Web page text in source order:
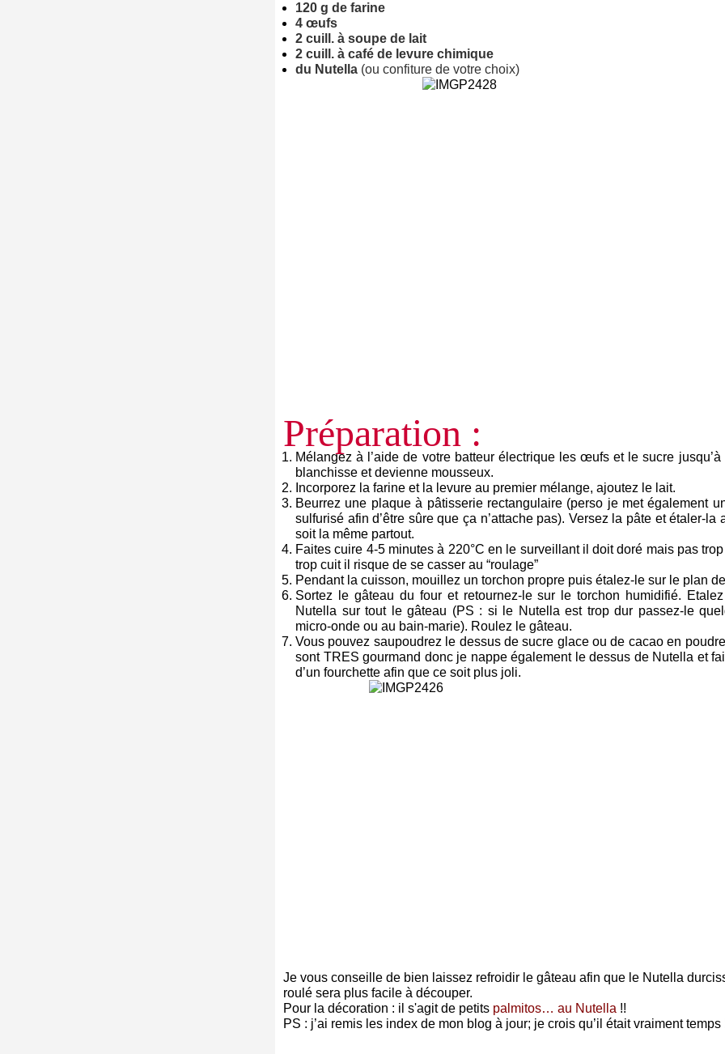
120 g de farine
4 œufs
2 cuill. à soupe de lait
2 cuill. à café de levure chimique
du Nutella (ou confiture de votre choix)
Préparation :
Mélangez à l’aide de votre batteur électrique les œufs et le sucre
blanchisse et devienne mousseux.
Incorporez la farine et la levure au premier mélange, ajoutez le lait.
Beurrez une plaque à pâtisserie rectangulaire (perso je met également
sulfurisé afin d’être sûre que ça n’attache pas). Versez la pâte et étaler-la
soit la même partout.
Faites cuire 4-5 minutes à 220°C en le surveillant il doit doré mais pas
trop cuit il risque de se casser au “roulage”
Pendant la cuisson, mouillez un torchon propre puis étalez-le sur le plan
Sortez le gâteau du four et retournez-le sur le torchon humidifié.
Nutella sur tout le gâteau (PS : si le Nutella est trop dur passez-le
micro-onde ou au bain-marie). Roulez le gâteau.
Vous pouvez saupoudrez le dessus de sucre glace ou de cacao en
sont TRES gourmand donc je nappe également le dessus de Nutella et
d’un fourchette afin que ce soit plus joli.
Je vous conseille de bien laissez refroidir le gâteau afin que le Nutella
roulé sera plus facile à découper.
Pour la décoration : il s'agit de petits palmitos… au Nutella !!
PS : j’ai remis les index de mon blog à jour; je crois qu’il était vraiment temps